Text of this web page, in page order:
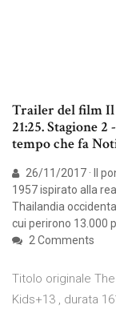
Trailer del film Il
21:25. Stagione
tempo che fa
26/11/2017 · Il
1957 ispirato alla
Thailandia
cui perirono 13.000
2 Comments
Titolo originale
Kids+13 , durata